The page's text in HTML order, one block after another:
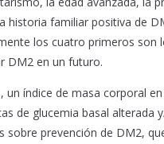
historia familiar positiva de
los cuatro primeros son
DM2 en un futuro.
un índice de masa corporal
de glucemia basal alterada
sobre prevención de DM2,